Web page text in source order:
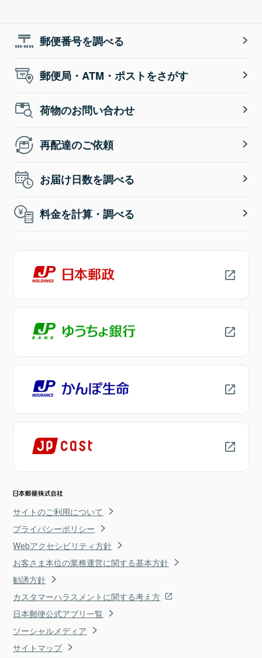
郵便番号を調べる
郵便局・ATM・ポストをさがす
荷物のお問い合わせ
再配達のご依頼
お届け日数を調べる
料金を計算・調べる
サイトのご利用について
プライバシーポリシー
Webアクセシビリティ方針
お客さま本位の業務運営に関する基本方針
勧誘方針
カスタマーハラスメントに関する考え方
日本郵便公式アプリ一覧
ソーシャルメディア
サイトマップ